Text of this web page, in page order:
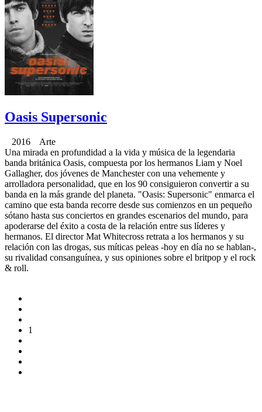
Oasis Supersonic
2016 Arte
Una mirada en profundidad a la vida y música de la legendaria
banda británica Oasis, compuesta por los hermanos Liam y Noel
Gallagher, dos jóvenes de Manchester con una vehemente y
arrolladora personalidad, que en los 90 consiguieron convertir a su
banda en la más grande del planeta. "Oasis: Supersonic" enmarca el
camino que esta banda recorre desde sus comienzos en un pequeño
sótano hasta sus conciertos en grandes escenarios del mundo, para
apoderarse del éxito a costa de la relación entre sus líderes y
hermanos. El director Mat Whitecross retrata a los hermanos y su
relación con las drogas, sus míticas peleas -hoy en día no se hablan-,
su rivalidad consanguínea, y sus opiniones sobre el britpop y el rock
& roll.
1